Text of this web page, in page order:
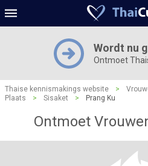
Wordt nu
Ontmoet
Thaise kennismakings website >
Plaats
> Sisaket > Prang Ku
Ontmoet